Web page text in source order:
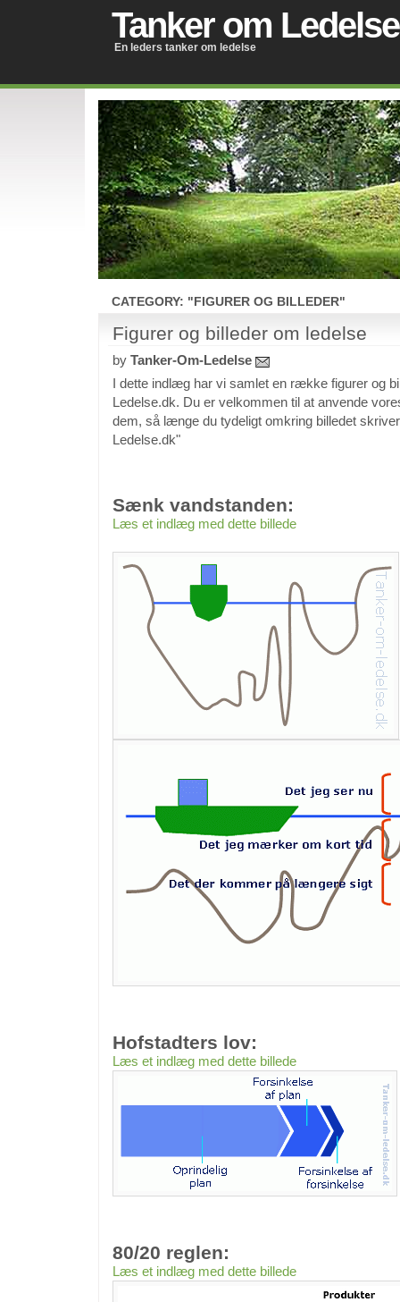
Tanker om Ledelse
En leders tanker om ledelse
CATEGORY: "FIGURER OG BILLEDER"
Figurer og billeder om ledelse
by Tanker-Om-Ledelse
I dette indlæg har vi samlet en række figurer og
Ledelse.dk. Du er velkommen til at anvende
dem, så længe du tydeligt omkring billedet
Ledelse.dk"
Sænk vandstanden:
Læs et indlæg med dette billede
Hofstadters lov:
Læs et indlæg med dette billede
80/20 reglen:
Læs et indlæg med dette billede